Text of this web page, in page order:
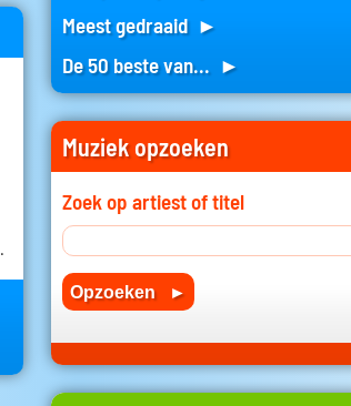
Meest gedraaid ►
De 50 beste van... ►
Muziek opzoeken
Zoek op artiest of titel